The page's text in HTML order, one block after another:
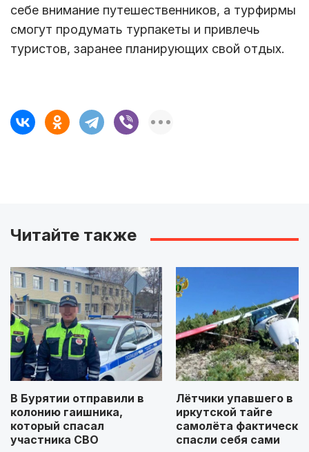
себе внимание путешественников, а турфирмы
смогут продумать турпакеты и привлечь
туристов, заранее планирующих свой отдых.
Читайте также
В Бурятии отправили в
колонию гаишника,
который спасал
участника СВО
Лётчики упавшего в
иркутской тайге
самолёта фактически
спасли себя сами